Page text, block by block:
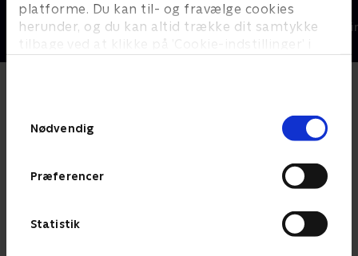
platforme. Du kan til- og fravælge cookies
herunder, og du kan altid trække dit samtykke
tilbage ved at klikke på ’Cookie-indstillinger’ i
Nødvendig
Præferencer
Statistik
Maria Wern
Krimi & Spænding • 3 sæsoner
Fartblind
Krimi &